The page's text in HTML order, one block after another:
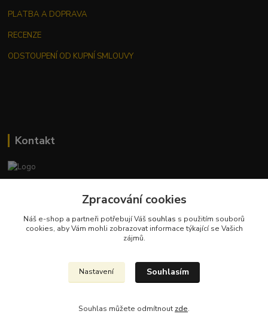
PLATBA A DOPRAVA
RECENZE
ODSTOUPENÍ OD KUPNÍ SMLOUVY
Kontakt
+420 737 551 994
obchod@dobraspizirna.cz
Zpracování cookies
Náš e-shop a partneři potřebují Váš souhlas s použitím souborů
cookies, aby Vám mohli zobrazovat informace týkající se Vašich
zájmů.
Nastavení Souhlasím
Souhlas můžete odmítnout zde.